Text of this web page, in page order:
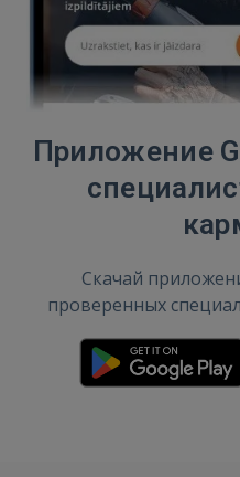
Приложение
Скачай
проверенных